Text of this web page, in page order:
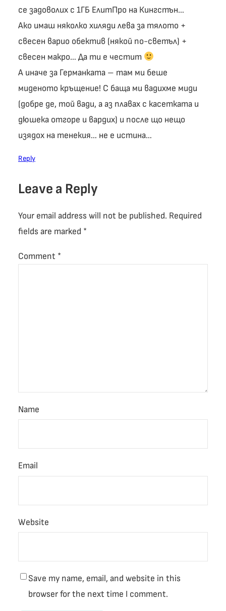
се задоволих с 1ГБ ЕлитПро на Кингстън…
Ако имаш няколко хиляди лева за тялото +
свесен варио обектив (някой по-светъл) +
свесен макро… Да ти е честит
А иначе за Германката – там ми беше
миденото кръщение! С баща ми вадихме миди
(добре де, той вади, а аз плавах с касетката и
дюшека отгоре и вардих) и после що нещо
изядох на тенекия… не е истина…
Reply
Leave a Reply
Your email address will not be published. Required
fields are marked *
Comment *
Name
Email
Website
Save my name, email, and website in this
browser for the next time I comment.